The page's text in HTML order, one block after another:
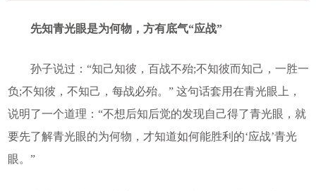
先知青光眼是为何物，方有底气“应战”
孙子说过：“知己知彼，百战不殆;不知彼而知己，一胜一
负;不知彼，不知己，每战必殆。” 这句话套用在青光眼上，
说明了一个道理：“不想后知后觉的发现自己得了青光眼，就
要先了解青光眼的为何物，才知道如何能胜利的‘应战’青光
眼。”